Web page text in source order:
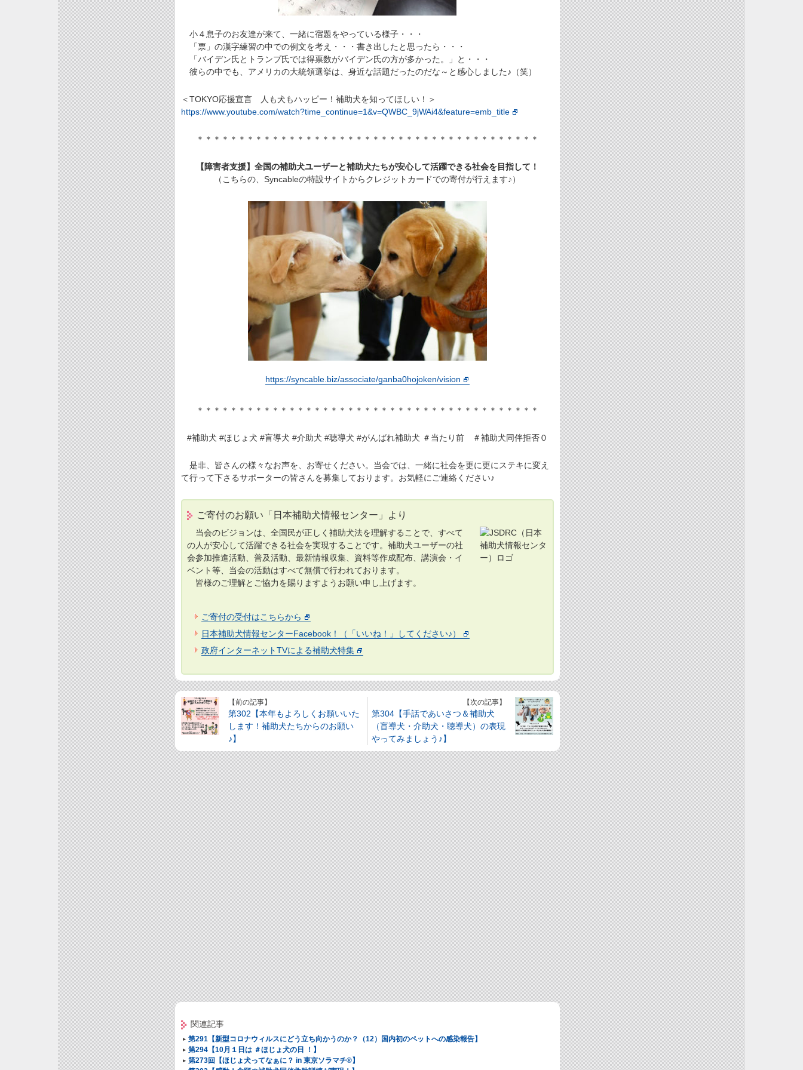
小４息子のお友達が来て、一緒に宿題をやっている様子・・・
「票」の漢字練習の中での例文を考え・・・書き出したと思ったら・・・
「バイデン氏とトランプ氏では得票数がバイデン氏の方が多かった。」と・・・
彼らの中でも、アメリカの大統領選挙は、身近な話題だったのだな～と感心しました♪（笑）
＜TOKYO応援宣言 人も犬もハッピー！補助犬を知ってほしい！＞
https://www.youtube.com/watch?time_continue=1&v=QWBC_9jWAi4&feature=emb_title
＊＊＊＊＊＊＊＊＊＊＊＊＊＊＊＊＊＊＊＊＊＊＊＊＊＊＊＊＊＊＊＊＊＊＊＊＊＊＊＊＊
【障害者支援】全国の補助犬ユーザーと補助犬たちが安心して活躍できる社会を目指して！
（こちらの、Syncableの特設サイトからクレジットカードでの寄付が行えます♪）
https://syncable.biz/associate/ganba0hojoken/vision
＊＊＊＊＊＊＊＊＊＊＊＊＊＊＊＊＊＊＊＊＊＊＊＊＊＊＊＊＊＊＊＊＊＊＊＊＊＊＊＊＊
#補助犬 #ほじょ犬 #盲導犬 #介助犬 #聴導犬 #がんばれ補助犬 ＃当たり前 ＃補助犬同伴拒否０
是非、皆さんの様々なお声を、お寄せください。当会では、一緒に社会を更に更にステキに変え
て行って下さるサポーターの皆さんを募集しております。お気軽にご連絡ください♪
ご寄付のお願い「日本補助犬情報センター」より
当会のビジョンは、全国民が正しく補助犬法を理解することで、すべて
の人が安心して活躍できる社会を実現することです。補助犬ユーザーの社
会参加推進活動、普及活動、最新情報収集、資料等作成配布、講演会・イ
ベント等、当会の活動はすべて無償で行われております。
皆様のご理解とご協力を賜りますようお願い申し上げます。
ご寄付の受付はこちらから
日本補助犬情報センターFacebook！（「いいね！」してください♪）
政府インターネットTVによる補助犬特集
【前の記事】
第302【本年もよろしくお願いいた
します！補助犬たちからのお願い
♪】
【次の記事】
第304【手話であいさつ＆補助犬
（盲導犬・介助犬・聴導犬）の表現
やってみましょう♪】
関連記事
第291【新型コロナウィルスにどう立ち向かうのか？（12）国内初のペットへの感染報告】
第294【10月１日は ＃ほじょ犬の日 ！】
第273回【ほじょ犬ってなぁに？ in 東京ソラマチ®】